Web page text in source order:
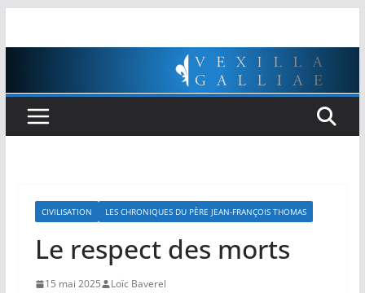
CIVILISATION LES CHRONIQUES DU PÈRE JEAN-FRANÇOIS THOMAS
Le respect des morts
15 mai 2025 Loïc Baverel